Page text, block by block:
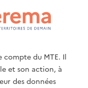
du MTE. Il
et son action, à
des données